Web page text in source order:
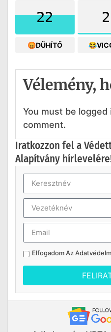
22
😡DÜHÍTŐ
2
Vélemény,
You must be logged
comment.
Iratkozzon fel a
Alapítvány
Elfogadom Az